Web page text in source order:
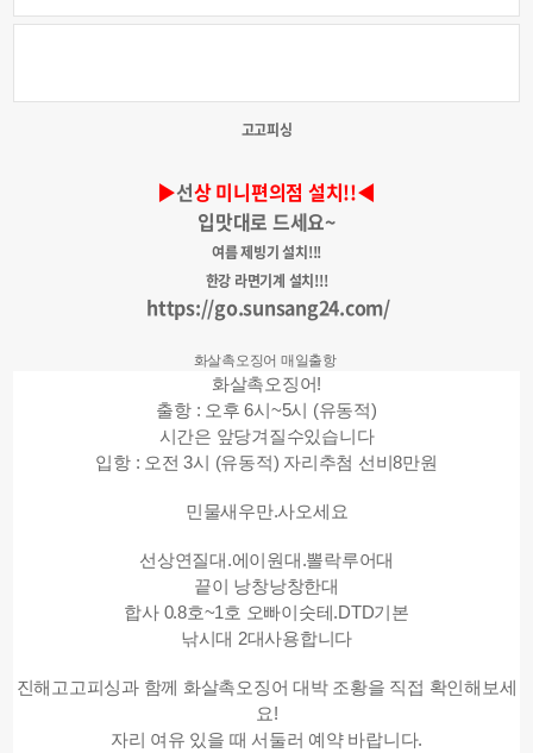
고고피싱
▶선상 미니편의점 설치!!◀
입맛대로 드세요~
여름 제빙기 설치!!!
한강 라면기계 설치!!!
https://go.sunsang24.com/
화살촉오징어 매일출항
화살촉오징어!
출항 : 오후 6시~5시 (유동적)
시간은 앞당겨질수있습니다
입항 : 오전 3시 (유동적) 자리추첨 선비8만원
민물새우만.사오세요
선상연질대.에이원대.뽈락루어대
끝이 낭창낭창한대
합사 0.8호~1호 오빠이숫테.DTD기본
낚시대 2대사용합니다
진해고고피싱과 함께 화살촉오징어 대박 조황을 직접 확인해보세
요!
자리 여유 있을 때 서둘러 예약 바랍니다.